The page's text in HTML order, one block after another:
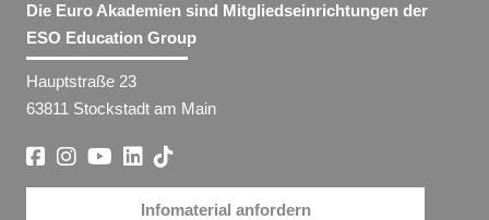
Die Euro Akademien sind Mitgliedseinrichtungen der
ESO Education Group
Hauptstraße 23
63811 Stockstadt am Main
Infomaterial anfordern